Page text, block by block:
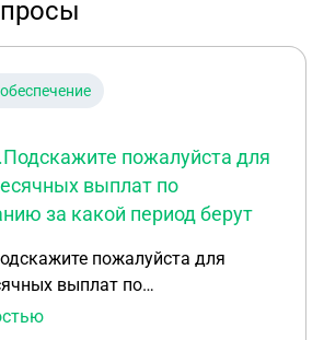
пожалуйста для
выплат по
за какой период берут
пожалуйста для
выплат по
за какой период берут средний